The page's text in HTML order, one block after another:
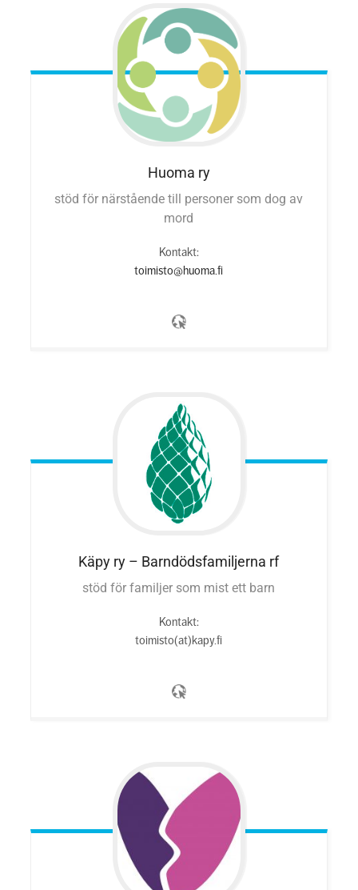
Huoma ry
stöd för närstående till personer som dog av
mord
Kontakt:
toimisto@huoma.fi
Käpy ry – Barndödsfamiljerna rf
stöd för familjer som mist ett barn
Kontakt:
toimisto(at)kapy.fi